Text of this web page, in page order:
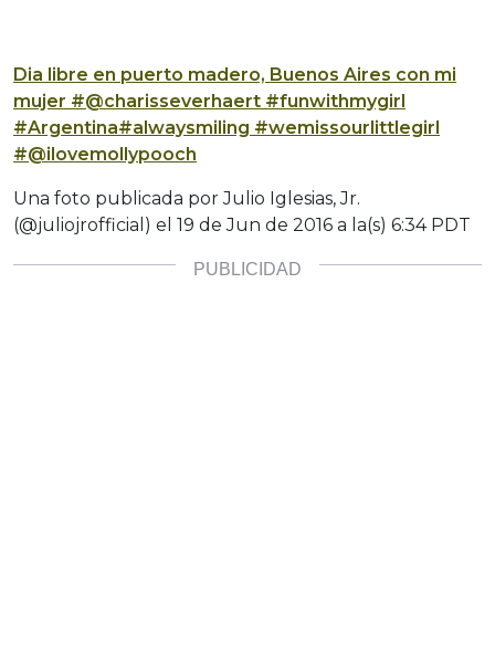
Dia libre en puerto madero, Buenos Aires con mi
mujer #@charisseverhaert #funwithmygirl
#Argentina#alwaysmiling #wemissourlittlegirl
#@ilovemollypooch
Una foto publicada por Julio Iglesias, Jr.
(@juliojrofficial) el 19 de Jun de 2016 a la(s) 6:34 PDT